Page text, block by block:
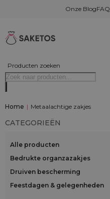
Onze BlogFAQ
Producten zoeken
Home | Metaalachtige zakjes
CATEGORIEËN
Alle producten
Bedrukte organzazakjes
Druiven bescherming
Feestdagen & gelegenheden